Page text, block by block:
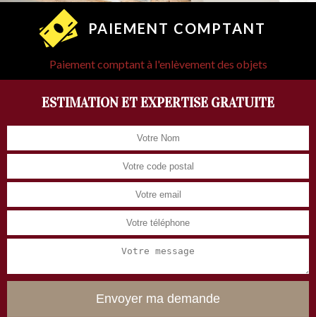
PAIEMENT COMPTANT
Paiement comptant à l'enlèvement des objets
ESTIMATION ET EXPERTISE GRATUITE